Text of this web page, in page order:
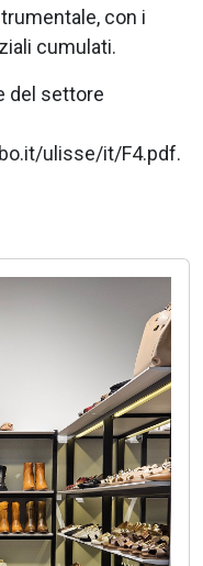
con i
cumulati.
del settore
ulisse/it/F4.pdf.